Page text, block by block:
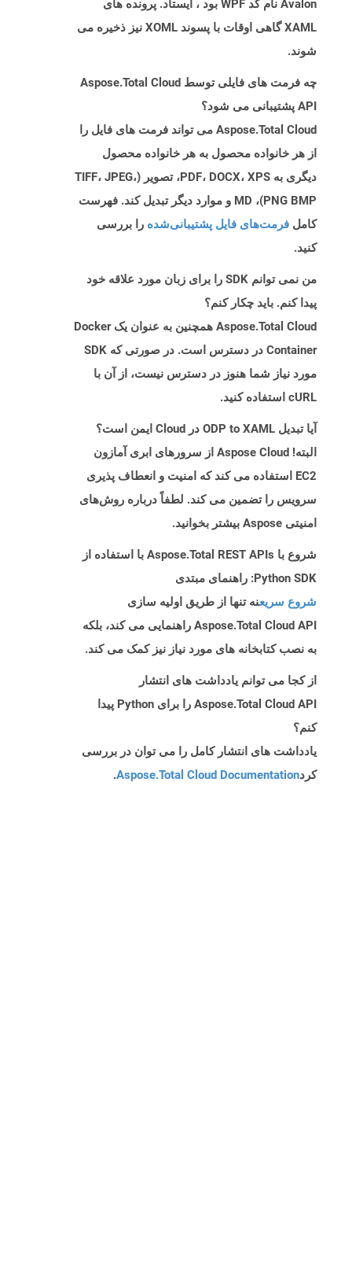
Avalon نام کد WPF بود ، ایستاد. پرونده های
XAML گاهی اوقات با پسوند XOML نیز ذخیره می
شوند.
چه فرمت های فایلی توسط Aspose.Total Cloud
API پشتیبانی می شود؟
Aspose.Total Cloud می تواند فرمت های فایل را
از هر خانواده محصول به هر خانواده محصول
دیگری به PDF، DOCX، XPS، تصویر (TIFF، JPEG،
PNG BMP)، MD و موارد دیگر تبدیل کند. فهرست
کامل فرمت‌های فایل پشتیبانی‌شده را بررسی
کنید.
من نمی توانم SDK را برای زبان مورد علاقه خود
پیدا کنم. باید چکار کنم؟
Aspose.Total Cloud همچنین به عنوان یک Docker
Container در دسترس است. در صورتی که SDK
مورد نیاز شما هنوز در دسترس نیست، از آن با
cURL استفاده کنید.
آیا تبدیل ODP to XAML در Cloud ایمن است؟
البته! Aspose Cloud از سرورهای ابری آمازون
EC2 استفاده می کند که امنیت و انعطاف پذیری
سرویس را تضمین می کند. لطفاً درباره روش‌های
امنیتی Aspose بیشتر بخوانید.
شروع با Aspose.Total REST APIs با استفاده از
Python SDK: راهنمای مبتدی
شروع سریعنه تنها از طریق اولیه سازی
Aspose.Total Cloud API راهنمایی می کند، بلکه
به نصب کتابخانه های مورد نیاز نیز کمک می کند.
از کجا می توانم یادداشت های انتشار
Aspose.Total Cloud API را برای Python پیدا
کنم؟
یادداشت های انتشار کامل را می توان در بررسی
کردAspose.Total Cloud Documentation
.